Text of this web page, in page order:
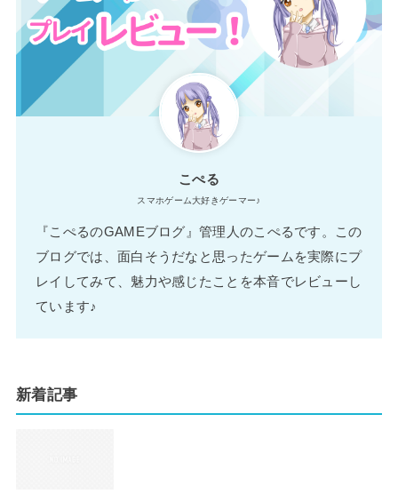
こぺる
スマホゲーム大好きゲーマー♪
『こぺるのGAMEブログ』管理人のこぺるです。この
ブログでは、面白そうだなと思ったゲームを実際にプ
レイしてみて、魅力や感じたことを本音でレビューし
ています♪
新着記事